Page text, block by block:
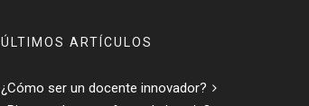
ÚLTIMOS ARTÍCULOS
¿Cómo ser un docente innovador?